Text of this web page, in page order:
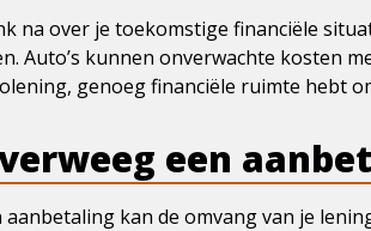
na over je toekomstige financiële
Auto’s kunnen onverwachte kosten
genoeg financiële ruimte hebt
een
aanbetaling kan de omvang van je